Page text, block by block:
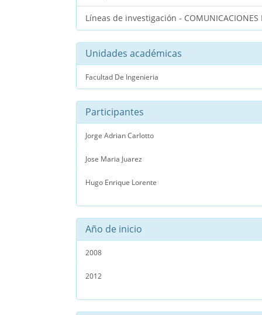
Líneas de investigación - COMUNICACIONES
Unidades académicas
Facultad De Ingenieria
Participantes
Jorge Adrian Carlotto
Jose Maria Juarez
Hugo Enrique Lorente
Año de inicio
2008
2012